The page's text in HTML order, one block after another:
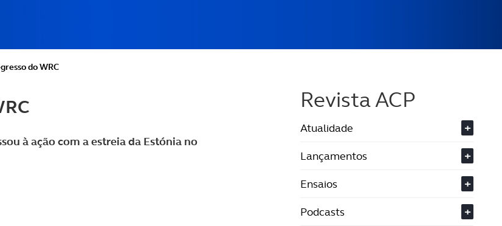
do WRC
à ação com a estreia da Estónia no
Revista ACP
Atualidade
+
Lançamentos
+
Ensaios
+
Podcasts
+